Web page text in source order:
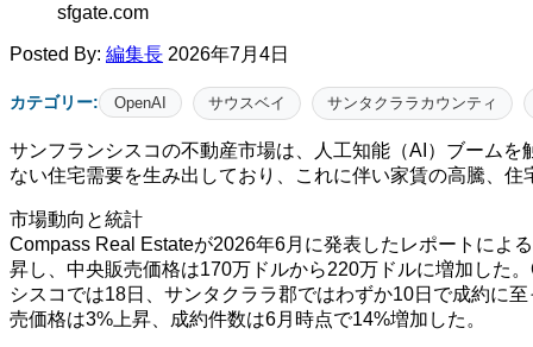
sfgate.com
Posted By: 編集長 2026年7月4日
カテゴリー: OpenAI サウスベイ サンタクララカウンティ
サンフランシスコの不動産市場は、人工知能（AI）ブーム
ない住宅需要を生み出しており、これに伴い家賃の高騰、
市場動向と統計
Compass Real Estateが2026年6月に発表したレポートによ
昇し、中央販売価格は170万ドルから220万ドルに増加した
シスコでは18日、サンタクララ郡ではわずか10日で成約に
売価格は3%上昇、成約件数は6月時点で14%増加した。